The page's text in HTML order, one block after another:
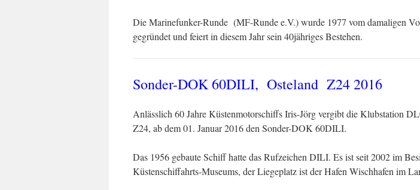
Die Marinefunker-Runde (MF-Runde e.V.) wurde 1977 vom damaligen
gegründet und feiert in diesem Jahr sein 40jähriges Bestehen.
Sonder-DOK 60DILI, Osteland Z24 2016
Anlässlich 60 Jahre Küstenmotorschiffs Iris-Jörg vergibt die Klubstation
Z24, ab dem 01. Januar 2016 den Sonder-DOK 60DILI.
Das 1956 gebaute Schiff hatte das Rufzeichen DILI. Es ist seit 2002 im
Küstenschiffahrts-Museums, der Liegeplatz ist der Hafen Wischhafen im